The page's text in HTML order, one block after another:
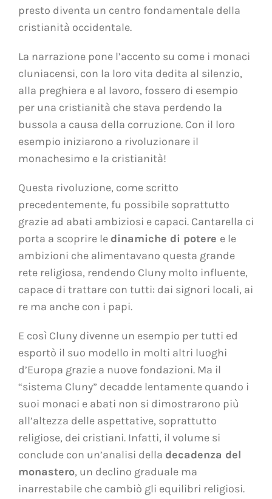
presto diventa un centro fondamentale della
cristianità occidentale.
La narrazione pone l’accento su come i monaci
cluniacensi, con la loro vita dedita al silenzio,
alla preghiera e al lavoro, fossero di esempio
per una cristianità che stava perdendo la
bussola a causa della corruzione. Con il loro
esempio iniziarono a rivoluzionare il
monachesimo e la cristianità!
Questa rivoluzione, come scritto
precedentemente, fu possibile soprattutto
grazie ad abati ambiziosi e capaci. Cantarella ci
porta a scoprire le dinamiche di potere e le
ambizioni che alimentavano questa grande
rete religiosa, rendendo Cluny molto influente,
capace di trattare con tutti: dai signori locali, ai
re ma anche con i papi.
E così Cluny divenne un esempio per tutti ed
esportò il suo modello in molti altri luoghi
d’Europa grazie a nuove fondazioni. Ma il
“sistema Cluny” decadde lentamente quando i
suoi monaci e abati non si dimostrarono più
all’altezza delle aspettative, soprattutto
religiose, dei cristiani. Infatti, il volume si
conclude con un’analisi della decadenza del
monastero, un declino graduale ma
inarrestabile che cambiò gli equilibri religiosi.